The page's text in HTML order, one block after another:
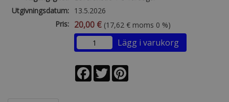
Utgivningsdatum: 13.5.2026
Pris: 20,00 € (17,62 € moms 0 %)
Lägg i varukorg
Facebook
Twitter